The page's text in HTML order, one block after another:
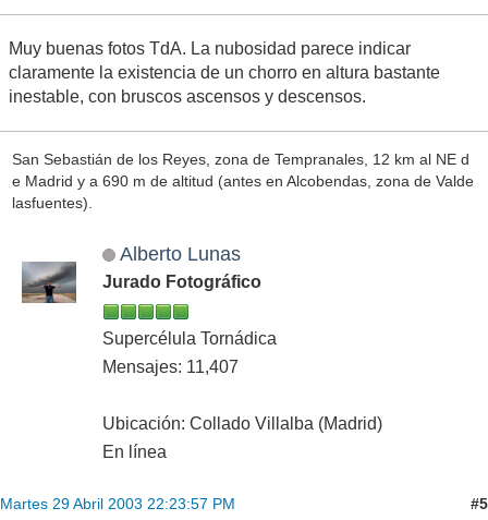
Muy buenas fotos TdA. La nubosidad parece indicar
claramente la existencia de un chorro en altura bastante
inestable, con bruscos ascensos y descensos.
San Sebastián de los Reyes, zona de Tempranales, 12 km al NE d
e Madrid y a 690 m de altitud (antes en Alcobendas, zona de Valde
lasfuentes).
Alberto Lunas
Jurado Fotográfico
Supercélula Tornádica
Mensajes: 11,407
Ubicación: Collado Villalba (Madrid)
En línea
Martes 29 Abril 2003 22:23:57 PM #5